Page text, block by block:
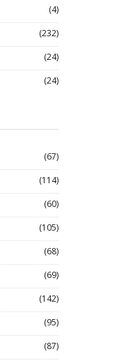
(4)
(232)
(24)
(24)
(67)
(114)
(60)
(105)
(68)
(69)
(142)
(95)
(87)